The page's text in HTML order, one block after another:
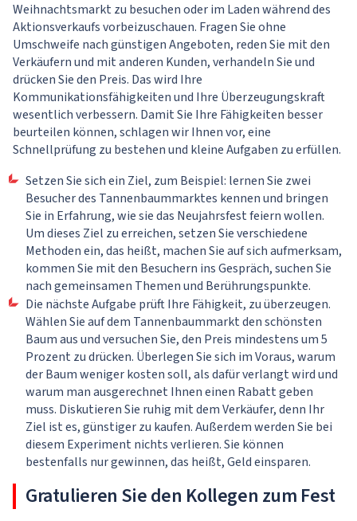
Weihnachtsmarkt zu besuchen oder im Laden während des
Aktionsverkaufs vorbeizuschauen. Fragen Sie ohne
Umschweife nach günstigen Angeboten, reden Sie mit den
Verkäufern und mit anderen Kunden, verhandeln Sie und
drücken Sie den Preis. Das wird Ihre
Kommunikationsfähigkeiten und Ihre Überzeugungskraft
wesentlich verbessern. Damit Sie Ihre Fähigkeiten besser
beurteilen können, schlagen wir Ihnen vor, eine
Schnellprüfung zu bestehen und kleine Aufgaben zu erfüllen.
Setzen Sie sich ein Ziel, zum Beispiel: lernen Sie zwei
Besucher des Tannenbaummarktes kennen und bringen
Sie in Erfahrung, wie sie das Neujahrsfest feiern wollen.
Um dieses Ziel zu erreichen, setzen Sie verschiedene
Methoden ein, das heißt, machen Sie auf sich aufmerksam,
kommen Sie mit den Besuchern ins Gespräch, suchen Sie
nach gemeinsamen Themen und Berührungspunkte.
Die nächste Aufgabe prüft Ihre Fähigkeit, zu überzeugen.
Wählen Sie auf dem Tannenbaummarkt den schönsten
Baum aus und versuchen Sie, den Preis mindestens um 5
Prozent zu drücken. Überlegen Sie sich im Voraus, warum
der Baum weniger kosten soll, als dafür verlangt wird und
warum man ausgerechnet Ihnen einen Rabatt geben
muss. Diskutieren Sie ruhig mit dem Verkäufer, denn Ihr
Ziel ist es, günstiger zu kaufen. Außerdem werden Sie bei
diesem Experiment nichts verlieren. Sie können
bestenfalls nur gewinnen, das heißt, Geld einsparen.
Gratulieren Sie den Kollegen zum Fest